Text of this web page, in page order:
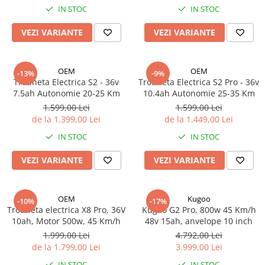
Electronică
Display-uri / ecrane
Lumini / iluminare
Motoare
Cabluri motoare
Baterii
Controlere & Conversoare DC/DC
Încărcătoare
Prize de încărcare
Cabluri pentru baterii
Componente baterii
Localizatoare GPS
IN STOC
VEZI VARIANTE
IN STOC
VEZI VARIANTE
-13% OEM
Trotineta Electrica S2 - 36v
7.5ah Autonomie 20-25 Km
1.599,00 Lei
de la 1.399,00 Lei
IN STOC
VEZI VARIANTE
-9% OEM
Trotineta Electrica S2 Pro - 36v
10.4ah Autonomie 25-35 Km
1.599,00 Lei
de la 1.449,00 Lei
IN STOC
VEZI VARIANTE
-10% OEM
Trotineta electrica X8 Pro, 36V
10ah, Motor 500w, 45 Km/h
1.999,00 Lei
de la 1.799,00 Lei
-17% Kugoo
Kugoo G2 Pro, 800w 45 Km/h
48v 15ah, anvelope 10 inch
4.792,00 Lei
3.999,00 Lei